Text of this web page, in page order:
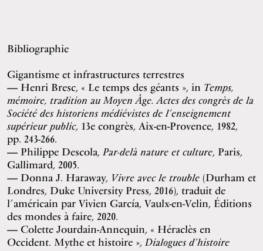
Bibliographie
Gigantisme et infrastructures terrestres
Henri Bresc, « Le temps des géants », in Temps,
mémoire, tradition au Moyen Âge. Actes des congrès de la
Société des historiens médiévistes de l’enseignement
supérieur public, 13e congrès, Aix-en-Provence, 1982,
pp. 243-266.
Philippe Descola, Par-delà nature et culture, Paris,
Gallimard, 2005.
Donna J. Haraway, Vivre avec le trouble(Durham et
Londres, Duke University Press, 2016), traduit de
l’américain par Vivien García, Vaulx-en-Velin, Éditions
des mondes à faire, 2020.
Colette Jourdain-Annequin, « Héraclès en
Occident. Mythe et histoire », Dialogues d’histoire